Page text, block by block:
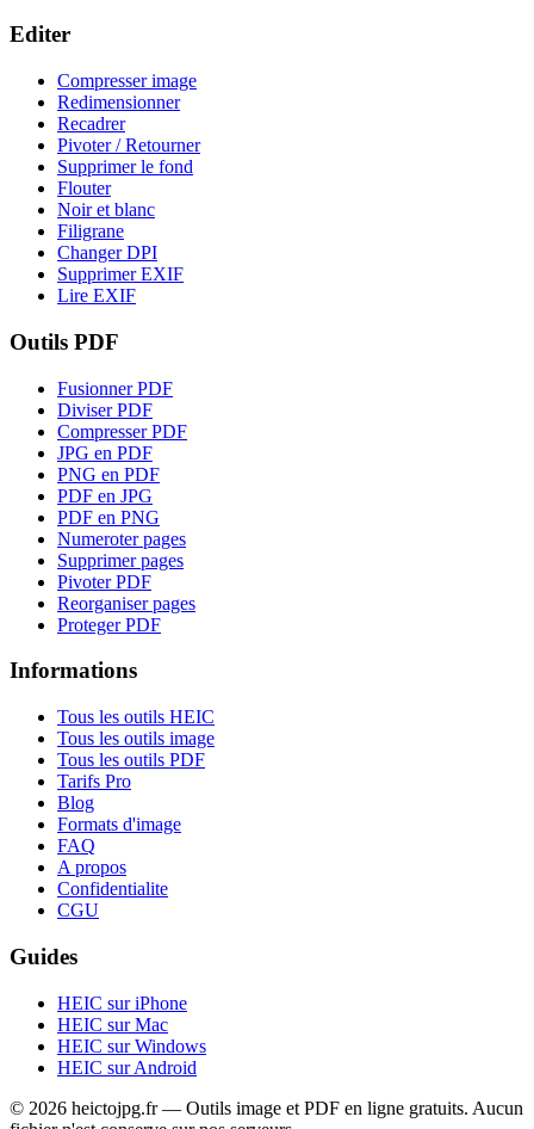
Editer
Compresser image
Redimensionner
Recadrer
Pivoter / Retourner
Supprimer le fond
Flouter
Noir et blanc
Filigrane
Changer DPI
Supprimer EXIF
Lire EXIF
Outils PDF
Fusionner PDF
Diviser PDF
Compresser PDF
JPG en PDF
PNG en PDF
PDF en JPG
PDF en PNG
Numeroter pages
Supprimer pages
Pivoter PDF
Reorganiser pages
Proteger PDF
Informations
Tous les outils HEIC
Tous les outils image
Tous les outils PDF
Tarifs Pro
Blog
Formats d'image
FAQ
A propos
Confidentialite
CGU
Guides
HEIC sur iPhone
HEIC sur Mac
HEIC sur Windows
HEIC sur Android
© 2026 heictojpg.fr — Outils image et PDF en ligne gratuits. Aucun